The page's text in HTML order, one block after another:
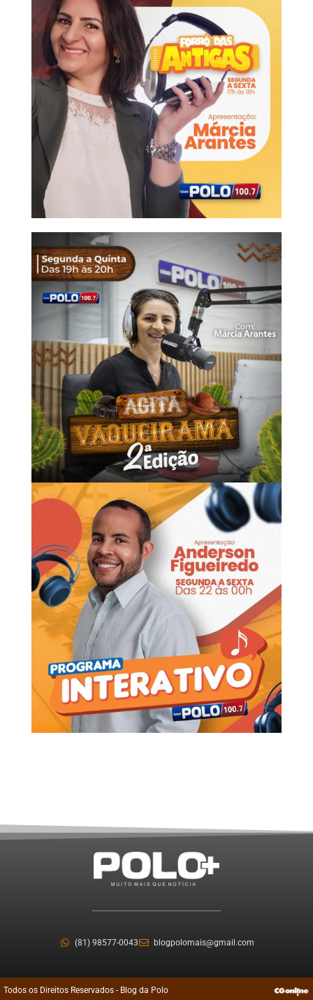
(81) 98577-0043 blogpolomais@gmail.com
Todos os Direitos Reservados - Blog da Polo